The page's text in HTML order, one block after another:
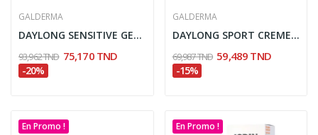
GALDERMA
DAYLONG SENSITIVE GEL-CREME SPF 50+ 100ML
93,962 TND 75,170 TND
-20%
GALDERMA
DAYLONG SPORT CREME HYDROGEL EXTRA LEGERE...
69,987 TND 59,489 TND
-15%
En Promo ! En Promo !